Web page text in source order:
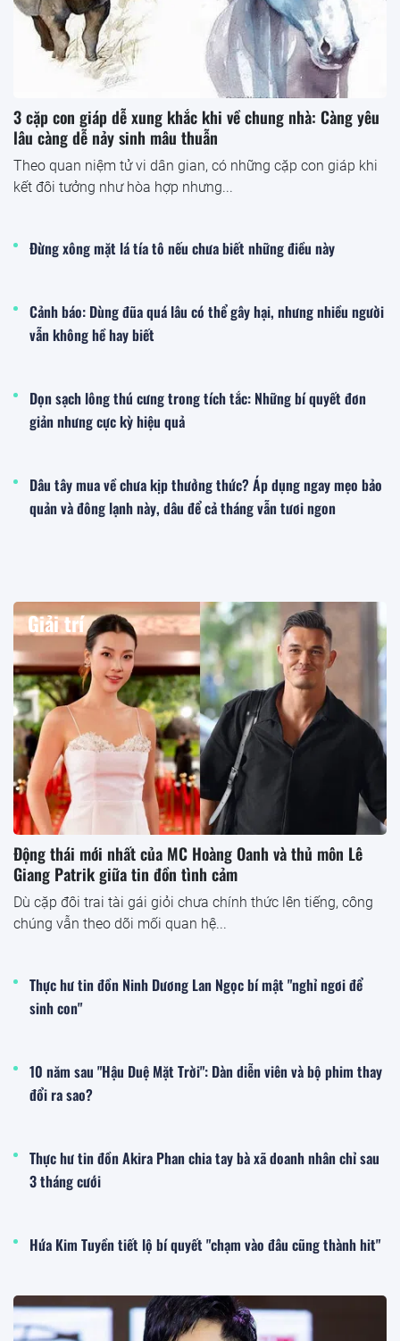
3 cặp con giáp dễ xung khắc khi về chung nhà: Càng yêu
lâu càng dễ nảy sinh mâu thuẫn
Theo quan niệm tử vi dân gian, có những cặp con giáp khi
kết đôi tưởng như hòa hợp nhưng...
Đừng xông mặt lá tía tô nếu chưa biết những điều này
Cảnh báo: Dùng đũa quá lâu có thể gây hại, nhưng nhiều người
vẫn không hề hay biết
Dọn sạch lông thú cưng trong tích tắc: Những bí quyết đơn
giản nhưng cực kỳ hiệu quả
Dâu tây mua về chưa kịp thưởng thức? Áp dụng ngay mẹo bảo
quản và đông lạnh này, dâu để cả tháng vẫn tươi ngon
Giải trí
Động thái mới nhất của MC Hoàng Oanh và thủ môn Lê
Giang Patrik giữa tin đồn tình cảm
Dù cặp đôi trai tài gái giỏi chưa chính thức lên tiếng, công
chúng vẫn theo dõi mối quan hệ...
Thực hư tin đồn Ninh Dương Lan Ngọc bí mật "nghỉ ngơi để
sinh con"
10 năm sau "Hậu Duệ Mặt Trời": Dàn diễn viên và bộ phim thay
đổi ra sao?
Thực hư tin đồn Akira Phan chia tay bà xã doanh nhân chỉ sau
3 tháng cưới
Hứa Kim Tuyền tiết lộ bí quyết "chạm vào đâu cũng thành hit"